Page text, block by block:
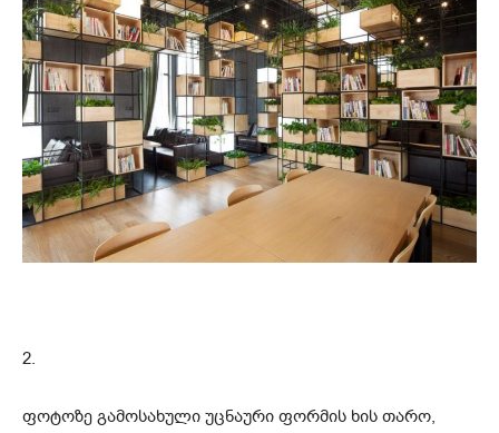
2.
ფოტოზე გამოსახული უცნაური ფორმის ხის თარო,